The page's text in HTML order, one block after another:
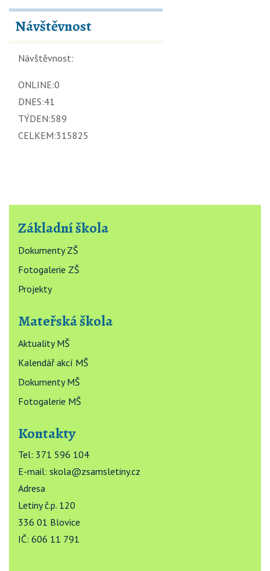
Návštěvnost
Návštěvnost:
ONLINE:0
DNES:41
TÝDEN:589
CELKEM:315825
Základní škola
Dokumenty ZŠ
Fotogalerie ZŠ
Projekty
Mateřská škola
Aktuality MŠ
Kalendář akcí MŠ
Dokumenty MŠ
Fotogalerie MŠ
Kontakty
Tel: 371 596 104
E-mail: skola@zsamsletiny.cz
Adresa
Letiny č.p. 120
336 01 Blovice
IČ: 606 11 791